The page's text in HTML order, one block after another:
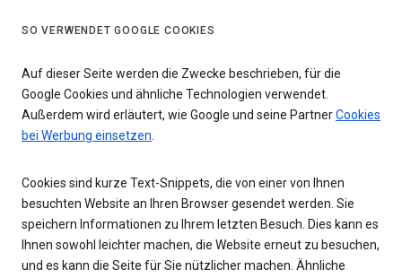
SO VERWENDET GOOGLE COOKIES
Auf dieser Seite werden die Zwecke beschrieben, für die
Google Cookies und ähnliche Technologien verwendet.
Außerdem wird erläutert, wie Google und seine PartnerCookies
bei Werbung einsetzen.
Cookies sind kurze Text-Snippets, die von einer von Ihnen
besuchten Website an Ihren Browser gesendet werden. Sie
speichern Informationen zu Ihrem letzten Besuch. Dies kann es
Ihnen sowohl leichter machen, die Website erneut zu besuchen,
und es kann die Seite für Sie nützlicher machen. Ähnliche